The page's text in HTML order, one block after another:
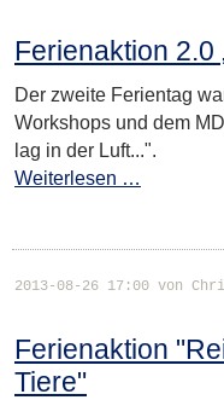
Ferienaktion 2.0
Der zweite Ferientag
Workshops und dem
lag in der Luft...".
Weiterlesen …
2013-08-26 17:00 von
Ferienaktion
Tiere"